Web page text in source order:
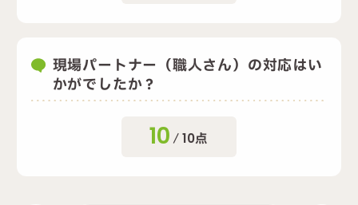
現場パートナー（職人さん）の対応はい
かがでしたか？
10 /10点